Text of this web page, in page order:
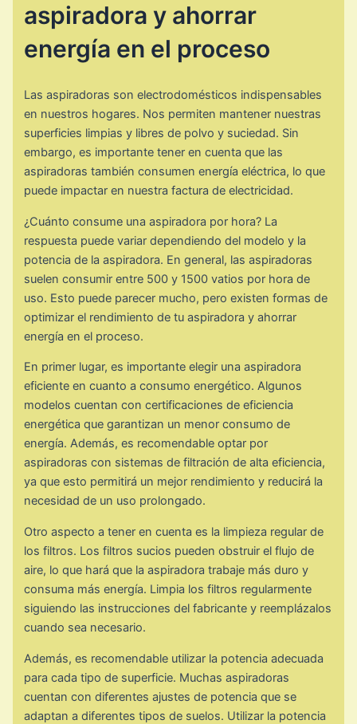
aspiradora y ahorrar
energía en el proceso
Las aspiradoras son electrodomésticos indispensables
en nuestros hogares. Nos permiten mantener nuestras
superficies limpias y libres de polvo y suciedad. Sin
embargo, es importante tener en cuenta que las
aspiradoras también consumen energía eléctrica, lo que
puede impactar en nuestra factura de electricidad.
¿Cuánto consume una aspiradora por hora? La
respuesta puede variar dependiendo del modelo y la
potencia de la aspiradora. En general, las aspiradoras
suelen consumir entre 500 y 1500 vatios por hora de
uso. Esto puede parecer mucho, pero existen formas de
optimizar el rendimiento de tu aspiradora y ahorrar
energía en el proceso.
En primer lugar, es importante elegir una aspiradora
eficiente en cuanto a consumo energético. Algunos
modelos cuentan con certificaciones de eficiencia
energética que garantizan un menor consumo de
energía. Además, es recomendable optar por
aspiradoras con sistemas de filtración de alta eficiencia,
ya que esto permitirá un mejor rendimiento y reducirá la
necesidad de un uso prolongado.
Otro aspecto a tener en cuenta es la limpieza regular de
los filtros. Los filtros sucios pueden obstruir el flujo de
aire, lo que hará que la aspiradora trabaje más duro y
consuma más energía. Limpia los filtros regularmente
siguiendo las instrucciones del fabricante y reemplázalos
cuando sea necesario.
Además, es recomendable utilizar la potencia adecuada
para cada tipo de superficie. Muchas aspiradoras
cuentan con diferentes ajustes de potencia que se
adaptan a diferentes tipos de suelos. Utilizar la potencia